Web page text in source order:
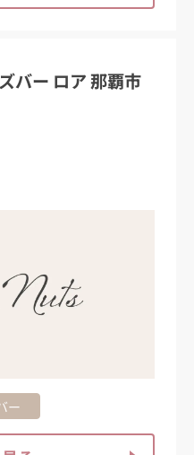
バー ロア 那覇市
ー